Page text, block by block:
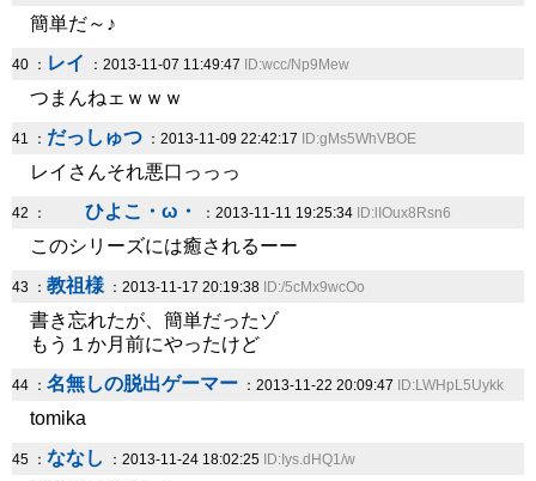
簡単だ～♪
40 ： レイ ：2013-11-07 11:49:47 ID:wcc/Np9Mew
つまんねェｗｗｗ
41 ： だっしゅつ ：2013-11-09 22:42:17 ID:gMs5WhVBOE
レイさんそれ悪口っっっ
42 ： ひよこ・ω・ ：2013-11-11 19:25:34 ID:lIOux8Rsn6
このシリーズには癒されるーー
43 ： 教祖様：2013-11-17 20:19:38 ID:/5cMx9wcOo
書き忘れたが、簡単だったゾ
もう１か月前にやったけど
44 ： 名無しの脱出ゲーマー ：2013-11-22 20:09:47 ID:LWHpL5Uykk
tomika
45 ： ななし ：2013-11-24 18:02:25 ID:Iys.dHQ1/w